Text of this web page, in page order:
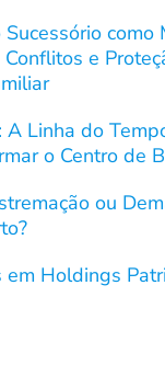
como
e
Linha do
o Centro de
ou
em Holdings